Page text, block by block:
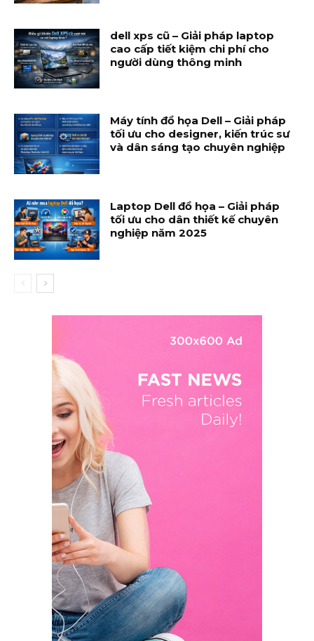
dell xps cũ – Giải pháp laptop
cao cấp tiết kiệm chi phí cho
người dùng thông minh
Máy tính đồ họa Dell – Giải pháp
tối ưu cho designer, kiến trúc sư
và dân sáng tạo chuyên nghiệp
Laptop Dell đồ họa – Giải pháp
tối ưu cho dân thiết kế chuyên
nghiệp năm 2025